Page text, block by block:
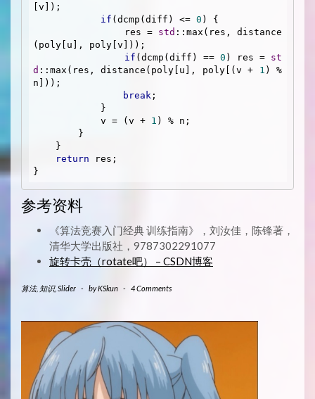
[v]);
if (dcmp(diff) <= 0 ) {
                res =
std ::max(res, distance
(poly[u], poly[v]));
if (dcmp(diff) == 0 ) res = st
d ::max(res, distance(poly[u], poly[(v + 1 ) %
n]));
break ;
            v = (v +
1 ) % n;
return res;
参考资料
《算法竞赛入门经典 训练指南》，刘汝佳，陈锋著，
清华大学出版社，9787302291077
旋转卡壳（rotate吧） – CSDN博客
算法, 知识, Slider - byKSkun - 4 Comments